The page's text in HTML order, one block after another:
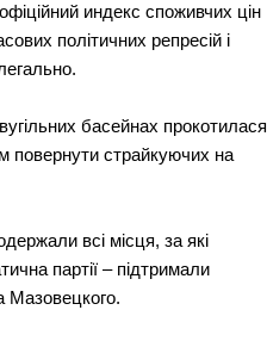
индекс споживчих цін
політичних репресій і
басейнах прокотилася
повернути страйкуючих на
всі місця, за які
партії – підтримали
Мазовецкого.